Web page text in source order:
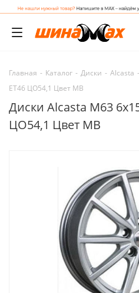
Главная - Каталог - Диски - Alcasta -
ET46 ЦО54,1 Цвет MB
Диски Alcasta M63
ЦО54,1 Цвет MB